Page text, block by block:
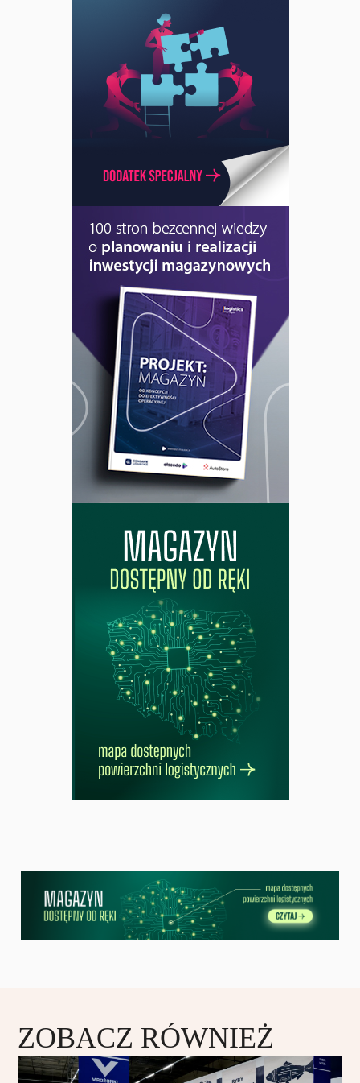
ZOBACZ RÓWNIEŻ